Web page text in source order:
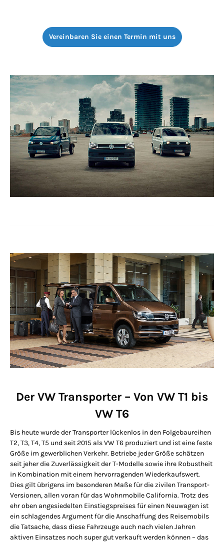
Vereinbaren Sie einen Termin mit uns
Der VW Transporter – Von VW T1 bis
VW T6
Bis heute wurde der Transporter lückenlos in den Folgebaureihen
T2, T3, T4, T5 und seit 2015 als VW T6 produziert und ist eine feste
Größe im gewerblichen Verkehr. Betriebe jeder Größe schätzen
seit jeher die Zuverlässigkeit der T-Modelle sowie ihre Robustheit
in Kombination mit einem hervorragenden Wiederkaufswert.
Dies gilt übrigens im besonderen Maße für die zivilen Transport-
Versionen, allen voran für das Wohnmobile California. Trotz des
ehr oben angesiedelten Einstiegspreises für einen Neuwagen ist
ein schlagendes Argument für die Anschaffung des Reisemobils
die Tatsache, dass diese Fahrzeuge auch nach vielen Jahren
aktiven Einsatzes noch super gut verkauft werden können – das